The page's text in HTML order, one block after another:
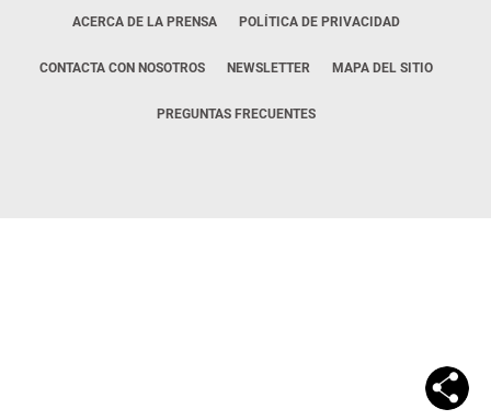
ACERCA DE LA PRENSA POLÍTICA DE PRIVACIDAD
CONTACTA CON NOSOTROS NEWSLETTER MAPA DEL SITIO
PREGUNTAS FRECUENTES